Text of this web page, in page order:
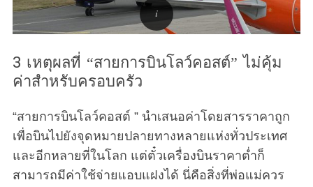
3 เหตุผลที่ “สายการบินโลว์คอสต์” ไม่คุ้ม
ค่าสำหรับครอบครัว
“สายการบินโลว์คอสต์ ” นำเสนอค่าโดยสารราคาถูก
เพื่อบินไปยังจุดหมายปลายทางหลายแห่งทั่วประเทศ
และอีกหลายที่ในโลก แต่ตั๋วเครื่องบินราคาต่ำก็
สามารถมีค่าใช้จ่ายแอบแฝงได้ นี่คือสิ่งที่พ่อแม่ควร